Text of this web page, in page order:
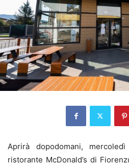
Aprirà dopodomani,
ristorante McDonald’s di